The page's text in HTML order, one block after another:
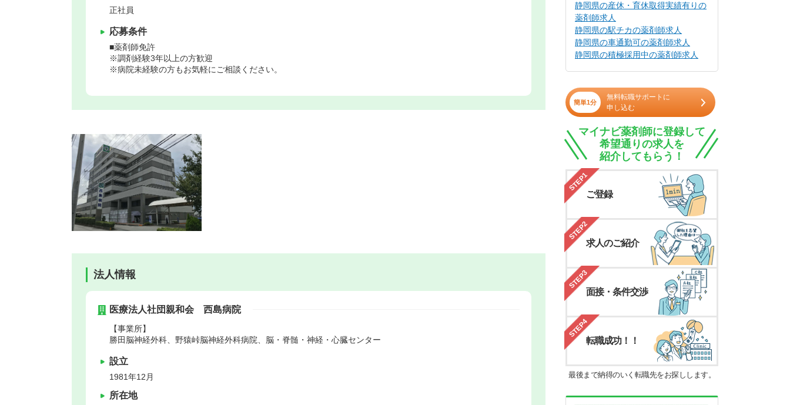
正社員
応募条件
■薬剤師免許
※調剤経験3年以上の方歓迎
※病院未経験の方もお気軽にご相談ください。
法人情報
医療法人社団親和会 西島病院
【事業所】
勝田脳神経外科、野猿峠脳神経外科病院、脳・脊髄・神経・心臓センター
設立
1981年12月
所在地
静岡県の産休・育休取得実績有りの
薬剤師求人
静岡県の駅チカの薬剤師求人
静岡県の車通勤可の薬剤師求人
静岡県の積極採用中の薬剤師求人
簡単1分
無料転職サポートに
申し込む
マイナビ薬剤師に登録して
希望通りの求人を
紹介してもらう！
STEP1
ご登録
STEP2
求人のご紹介
STEP3
面接・条件交渉
STEP4
転職成功！！
最後まで納得のいく転職先をお探しします。